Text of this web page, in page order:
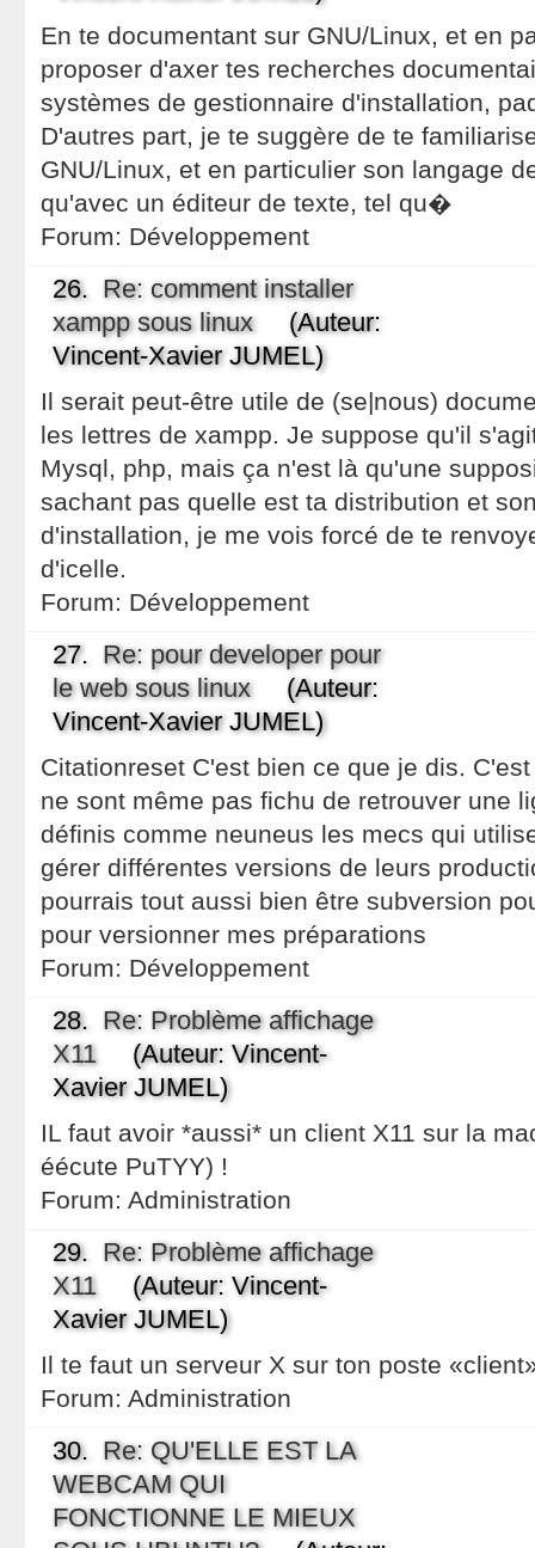
En te documentant sur GNU/Linux, et en
proposer d'axer tes recherches
systèmes de gestionnaire d'installation,
D'autres part, je te suggère de te
GNU/Linux, et en particulier son langage
qu'avec un éditeur de texte, tel qu�
Forum: Développement
26. Re: comment installer
xampp sous linux(Auteur:
Vincent-Xavier JUMEL)
Il serait peut-être utile de (se|nous)
les lettres de xampp. Je suppose qu'il
Mysql, php, mais ça n'est là qu'une
sachant pas quelle est ta distribution et
d'installation, je me vois forcé de te
d'icelle.
Forum: Développement
27. Re: pour developer pour
le web sous linux(Auteur:
Vincent-Xavier JUMEL)
Citationreset C'est bien ce que je dis.
ne sont même pas fichu de retrouver une
définis comme neuneus les mecs qui
gérer différentes versions de leurs
pourrais tout aussi bien être subversion
pour versionner mes préparations
Forum: Développement
28. Re: Problème affichage
X11(Auteur: Vincent-
Xavier JUMEL)
IL faut avoir *aussi* un client X11 sur la
éécute PuTYY) !
Forum: Administration
29. Re: Problème affichage
X11(Auteur: Vincent-
Xavier JUMEL)
Il te faut un serveur X sur ton poste
Forum: Administration
30. Re: QU'ELLE EST LA
WEBCAM QUI
FONCTIONNE LE MIEUX